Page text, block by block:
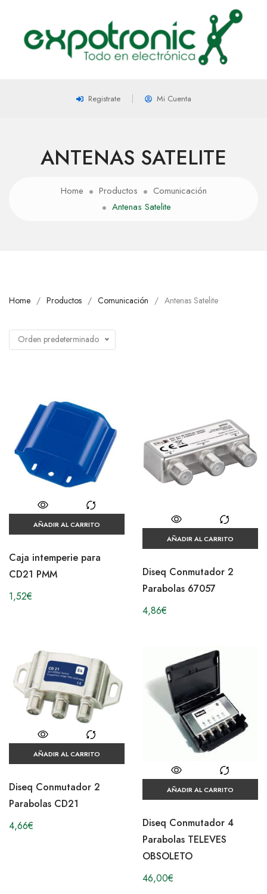
Registrate Mi Cuenta
ANTENAS SATELITE
Home Productos
Comunicación
Antenas Satelite
Home Productos Comunicación Antenas Satelite
Orden predeterminado
AÑADIR AL CARRITO
Caja intemperie para
CD21 PMM
1,52€
AÑADIR AL CARRITO
Diseq Conmutador 2
Parabolas 67057
4,86€
AÑADIR AL CARRITO
Diseq Conmutador 2
Parabolas CD21
4,66€
AÑADIR AL CARRITO
Diseq Conmutador 4
Parabolas TELEVES
OBSOLETO
46,00€